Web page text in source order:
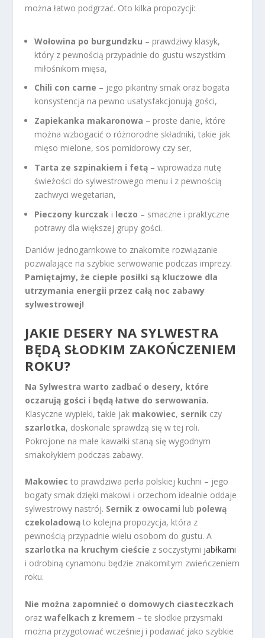
można łatwo podgrzać. Oto kilka propozycji:
Wołowina po burgundzku – prawdziwy klasyk,
który z pewnością przypadnie do gustu wszystkim
miłośnikom mięsa,
Chili con carne – jego pikantny smak oraz bogata
konsystencja na pewno usatysfakcjonują gości,
Zapiekanka makaronowa – proste danie, które
można wzbogacić o różnorodne składniki, takie jak
mięso mielone, sos pomidorowy czy ser,
Tarta ze szpinakiem i fetą – wprowadza nutę
świeżości do sylwestrowego menu i z pewnością
zachwyci wegetarian,
Pieczony kurczak i leczo – smaczne i praktyczne
potrawy dla większej grupy gości.
Daniów jednogarnkowe to znakomite rozwiązanie
pozwalające na szybkie serwowanie podczas imprezy.
Pamiętajmy, że ciepłe posiłki są kluczowe dla
utrzymania energii przez całą noc zabawy
sylwestrowej!
JAKIE DESERY NA SYLWESTRA
BĘDĄ SŁODKIM ZAKOŃCZENIEM
ROKU?
Na Sylwestra warto zadbać o desery, które
oczarują gości i będą łatwe do serwowania.
Klasyczne wypieki, takie jak makowiec, sernik czy
szarlotka, doskonale sprawdzą się w tej roli.
Pokrojone na małe kawałki staną się wygodnym
smakołykiem podczas zabawy.
Makowiec to prawdziwa perła polskiej kuchni – jego
bogaty smak dzięki makowi i orzechom idealnie oddaje
sylwestrowy nastrój. Sernik z owocami lub polewą
czekoladową to kolejna propozycja, która z
pewnością przypadnie wielu osobom do gustu. A
szarlotka na kruchym cieście z soczystymi jabłkami
i odrobiną cynamonu będzie znakomitym zwieńczeniem
roku.
Nie można zapomnieć o domowych ciasteczkach
orazwafelkach z kremem – te słodkie przysmaki
można przygotować wcześniej i podawać jako szybkie